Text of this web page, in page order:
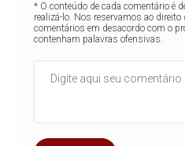
* O conteúdo de cada comentário é
realizá-lo. Nos reservamos ao direito
comentários em desacordo com o
contenham palavras ofensivas.